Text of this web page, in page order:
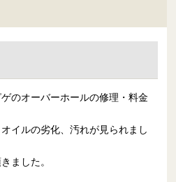
のオーバーホールの修理・料金
イルの劣化、汚れが見られまし
ました。